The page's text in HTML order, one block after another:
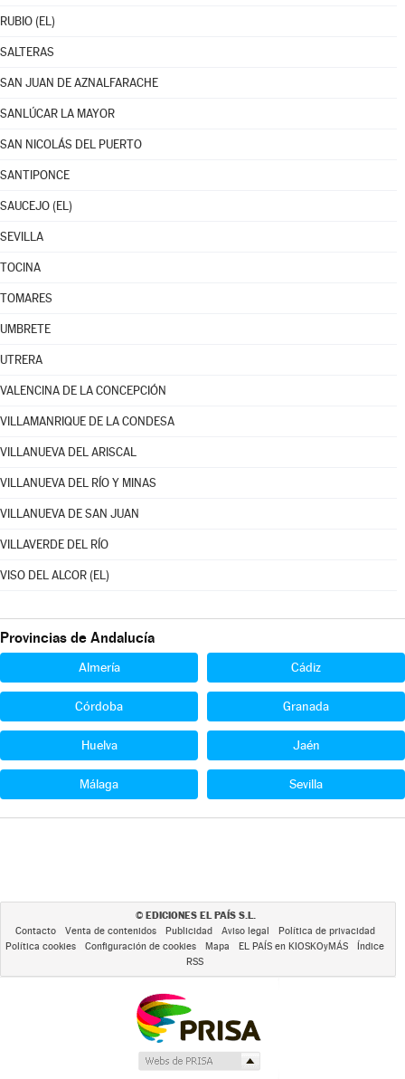
RUBIO (EL)
SALTERAS
SAN JUAN DE AZNALFARACHE
SANLÚCAR LA MAYOR
SAN NICOLÁS DEL PUERTO
SANTIPONCE
SAUCEJO (EL)
SEVILLA
TOCINA
TOMARES
UMBRETE
UTRERA
VALENCINA DE LA CONCEPCIÓN
VILLAMANRIQUE DE LA CONDESA
VILLANUEVA DEL ARISCAL
VILLANUEVA DEL RÍO Y MINAS
VILLANUEVA DE SAN JUAN
VILLAVERDE DEL RÍO
VISO DEL ALCOR (EL)
Provincias de Andalucía
Almería Cádiz
Córdoba Granada
Huelva Jaén
Málaga Sevilla
© EDICIONES EL PAÍS S.L.
Contacto Venta de contenidos Publicidad Aviso legal
Política de privacidad
Política cookies
Configuración de cookies Mapa EL PAÍS en KIOSKOyMÁS
Índice
RSS